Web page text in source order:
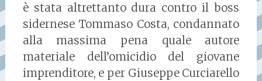
è stata altrettanto dura contro il boss
sidernese Tommaso Costa, condannato
alla massima pena quale autore
materiale dell’omicidio del giovane
imprenditore, e per Giuseppe Curciarello